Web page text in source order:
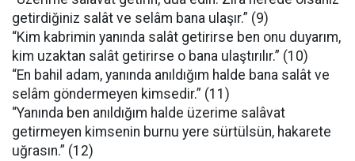
getirdiğiniz salât ve selâm bana ulaşır.” (9)
“Kim kabrimin yanında salât getirirse ben onu duyarım,
kim uzaktan salât getirirse o bana ulaştırılır.” (10)
“En bahil adam, yanında anıldığım halde bana salât ve
selâm göndermeyen kimsedir.” (11)
“Yanında ben anıldığım halde üzerime salâvat
getirmeyen kimsenin burnu yere sürtülsün, hakarete
uğrasın.” (12)